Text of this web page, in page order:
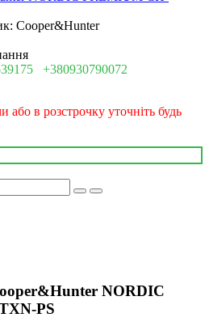
Cooper&Hunter
+380930790072
в розстрочку уточніть будь
NORDIC
PS